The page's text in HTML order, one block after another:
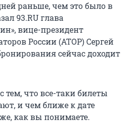
раньше, чем это было в
93.RU глава
вице-президент
России (АТОР) Сергей
сейчас доходит
что все-таки билеты
и чем ближе к дате
как вы понимаете.